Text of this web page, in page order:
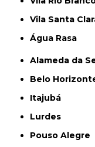
Vila Santa
Água Rasa
Alameda da
Belo
Itajubá
Lurdes
Pouso Alegre